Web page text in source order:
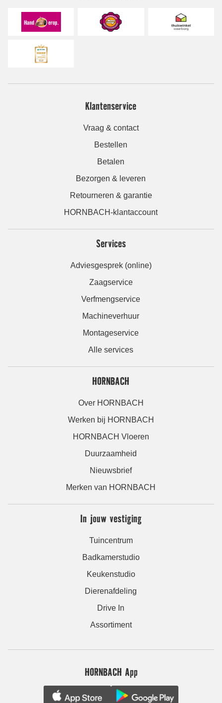
Klantenservice
Vraag & contact
Bestellen
Betalen
Bezorgen & leveren
Retourneren & garantie
HORNBACH-klantaccount
Services
Adviesgesprek (online)
Zaagservice
Verfmengservice
Machineverhuur
Montageservice
Alle services
HORNBACH
Over HORNBACH
Werken bij HORNBACH
HORNBACH Vloeren
Duurzaamheid
Nieuwsbrief
Merken van HORNBACH
In jouw vestiging
Tuincentrum
Badkamerstudio
Keukenstudio
Dierenafdeling
Drive In
Assortiment
HORNBACH App